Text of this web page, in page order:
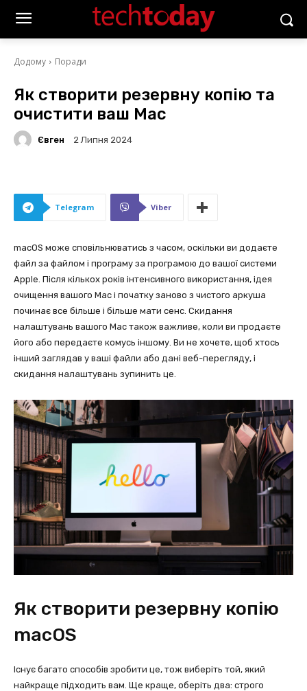
Додому Поради
Як створити резервну копію та
очистити ваш Mac
Євген 2 Липня 2024
Telegram Viber
macOS може сповільнюватись з часом, оскільки ви додаєте
файл за файлом і програму за програмою до вашої системи
Apple. Після кількох років інтенсивного використання, ідея
очищення вашого Mac і початку заново з чистого аркуша
починає все більше і більше мати сенс. Скидання
налаштувань вашого Mac також важливе, коли ви продаєте
його або передаєте комусь іншому. Ви не хочете, щоб хтось
інший заглядав у ваші файли або дані веб-перегляду, і
скидання налаштувань зупинить це.
Як створити резервну копію
macOS
Існує багато способів зробити це, тож виберіть той, який
найкраще підходить вам. Ще краще, оберіть два: строго